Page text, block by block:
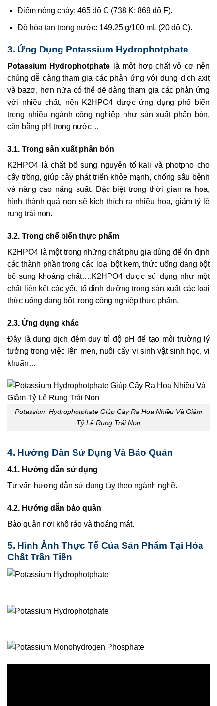
Điểm nóng chảy: 465 độ C (738 K; 869 độ F).
Độ hòa tan trong nước: 149.25 g/100 mL (20 độ C).
3. Ứng Dụng Potassium Hydrophotphate
Potassium Hydrophotphate là một hợp chất vô cơ nên
chúng dễ dàng tham gia các phản ứng với dung dịch axit
và bazơ, hơn nữa có thể dễ dàng tham gia các phản ứng
với nhiều chất, nên K2HPO4 được ứng dụng phổ biến
trong nhiều ngành công nghiệp như sản xuất phân bón,
cân bằng pH trong nước…
3.1. Trong sản xuất phân bón
K2HPO4 là chất bổ sung nguyên tố kali và photpho cho
cây trồng, giúp cây phát triển khỏe mạnh, chống sâu bệnh
và nâng cao năng suất. Đặc biệt trong thời gian ra hoa,
hình thành quả non sẽ kích thích ra nhiều hoa, giảm tỷ lệ
rụng trái non.
3.2. Trong chế biến thực phẩm
K2HPO4 là một trong những chất phụ gia dùng để ổn định
các thành phần trong các loại bột kem, thức uống dạng bột
bổ sung khoáng chất….K2HPO4 được sử dụng như một
chất liên kết các yếu tố dinh dưỡng trong sản xuất các loại
thức uống dạng bột trong công nghiệp thực phẩm.
2.3. Ứng dụng khác
Đây là dung dịch đệm duy trì độ pH để tạo môi trường lý
tưởng trong việc lên men, nuôi cấy vi sinh vật sinh học, vi
khuẩn…
Potassium Hydrophotphate Giúp Cây Ra Hoa Nhiều Và Giảm
Tỷ Lệ Rụng Trái Non
4. Hướng Dẫn Sử Dụng Và Bảo Quản
4.1. Hướng dẫn sử dụng
Tư vấn hướng dẫn sử dụng tùy theo ngành nghề.
4.2. Hướng dẫn bảo quản
Bảo quản nơi khô ráo và thoáng mát.
5. Hình Ảnh Thực Tế Của Sản Phẩm Tại Hóa
Chất Trần Tiến